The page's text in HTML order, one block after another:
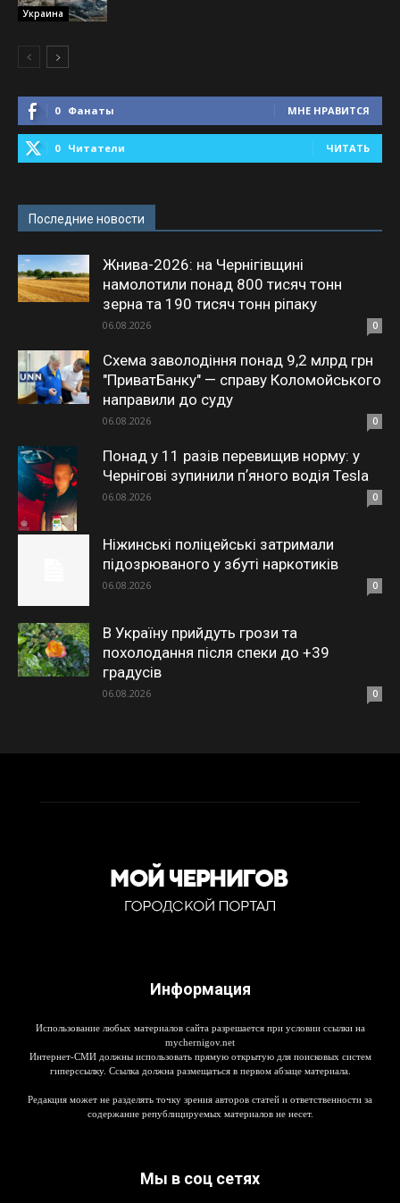
Украина
0 Фанаты МНЕ НРАВИТСЯ
0 Читатели ЧИТАТЬ
Последние новости
Жнива-2026: на Чернігівщині
намолотили понад 800 тисяч тонн
зерна та 190 тисяч тонн ріпаку
06.08.2026 0
Схема заволодіння понад 9,2 млрд грн
"ПриватБанку" — справу Коломойського
направили до суду
06.08.2026 0
Понад у 11 разів перевищив норму: у
Чернігові зупинили пʼяного водія Tesla
06.08.2026 0
Ніжинські поліцейські затримали
підозрюваного у збуті наркотиків
06.08.2026 0
В Україну прийдуть грози та
похолодання після спеки до +39
градусів
06.08.2026 0
Информация
Использование любых материалов сайта разрешается при условии ссылки на
mychernigov.net
Интернет-СМИ должны использовать прямую открытую для поисковых систем
гиперссылку. Ссылка должна размещаться в первом абзаце материала.
Редакция может не разделять точку зрения авторов статей и ответственности за
содержание републицируемых материалов не несет.
Мы в соц сетях